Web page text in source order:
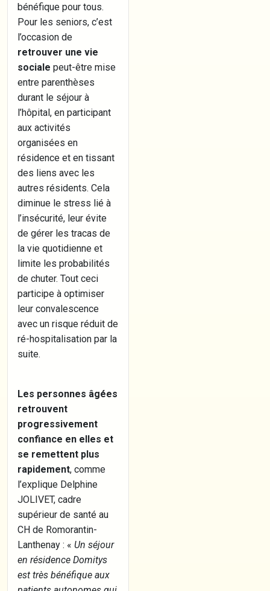
bénéfique pour tous.
Pour les seniors, c’est
l’occasion de
retrouver une vie
sociale peut-être mise
entre parenthèses
durant le séjour à
l’hôpital, en participant
aux activités
organisées en
résidence et en tissant
des liens avec les
autres résidents. Cela
diminue le stress lié à
l’insécurité, leur évite
de gérer les tracas de
la vie quotidienne et
limite les probabilités
de chuter. Tout ceci
participe à optimiser
leur convalescence
avec un risque réduit de
ré-hospitalisation par la
suite.
Les personnes âgées
retrouvent
progressivement
confiance en elles et
se remettent plus
rapidement, comme
l’explique Delphine
JOLIVET, cadre
supérieur de santé au
CH de Romorantin-
Lanthenay : « Un séjour
en résidence Domitys
est très bénéfique aux